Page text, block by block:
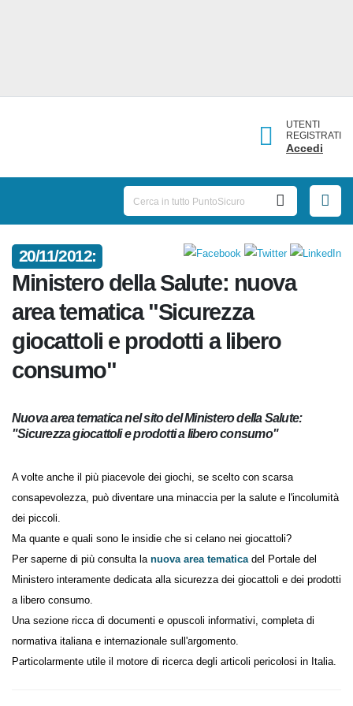
UTENTI
REGISTRATI
Accedi
20/11/2012:
Ministero della Salute: nuova
area tematica "Sicurezza
giocattoli e prodotti a libero
consumo"
Nuova area tematica nel sito del Ministero della Salute:
"Sicurezza giocattoli e prodotti a libero consumo"
A volte anche il più piacevole dei giochi, se scelto con scarsa
consapevolezza, può diventare una minaccia per la salute e l'incolumità
dei piccoli.
Ma quante e quali sono le insidie che si celano nei giocattoli?
Per saperne di più consulta la nuova area tematicadel Portale del
Ministero interamente dedicata alla sicurezza dei giocattoli e dei prodotti
a libero consumo.
Una sezione ricca di documenti e opuscoli informativi, completa di
normativa italiana e internazionale sull'argomento.
Particolarmente utile il motore di ricerca degli articoli pericolosi in Italia.